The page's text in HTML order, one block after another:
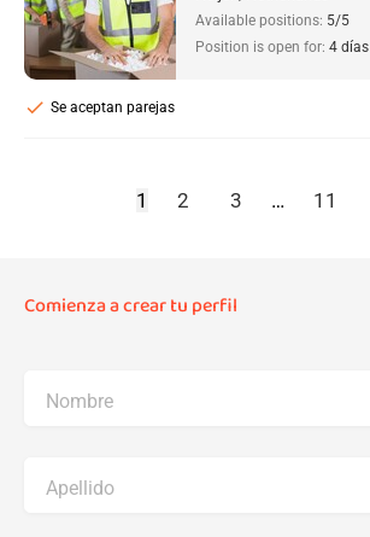
Available positions: 5/5
Position is open for: 4 días
Se aceptan parejas
check
1 2 3 … 11
Comienza a crear tu perfil
Nombre
Apellido